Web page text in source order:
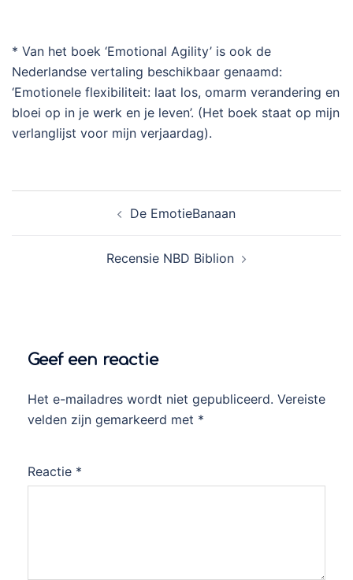
* Van het boek ‘Emotional Agility’ is ook de
Nederlandse vertaling beschikbaar genaamd:
‘Emotionele flexibiliteit: laat los, omarm verandering en
bloei op in je werk en je leven’. (Het boek staat op mijn
verlanglijst voor mijn verjaardag).
De EmotieBanaan
Recensie NBD Biblion
Geef een reactie
Het e-mailadres wordt niet gepubliceerd. Vereiste
velden zijn gemarkeerd met *
Reactie *